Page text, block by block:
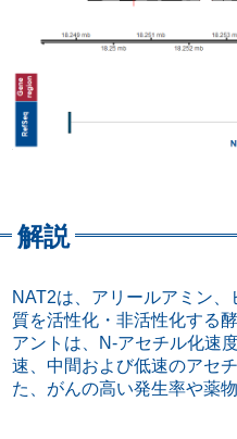
解説
NAT2は、アリールアミン
質を活性化・非活性化する
アントは、N-アセチル化速
速、中間および低速のアセ
た、がんの高い発生率や薬